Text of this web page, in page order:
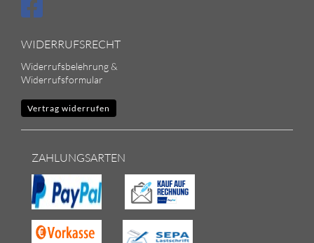
WIDERRUFSRECHT
Widerrufsbelehrung &
Widerrufsformular
Vertrag widerrufen
ZAHLUNGSARTEN